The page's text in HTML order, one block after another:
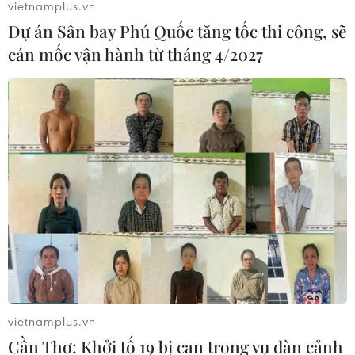
nạn nhân bị sóng cuốn tại Mũi Nghê
08/08/2026 08:43
Trung Quốc nâng mức ứng phó khẩn
cấp với bão Dolphin
08/08/2026 07:10
Đà Nẵng: Sóng cuốn 4 người tại Mũi
Nghê, 3 người mất tích
08/08/2026 06:02
Vượt lên di chứng chất độc da cam,
vietnamplus.vn
Dự án Sân bay Phú Quốc tăng tốc thi công, sẽ
cán mốc vận hành từ tháng 4/2027
vietnamplus.vn
Cần Thơ: Khởi tố 19 bị can trong vụ dàn cảnh